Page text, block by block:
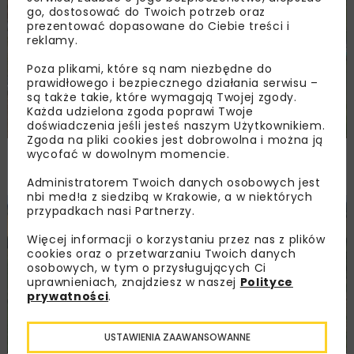
Remont nawierzchni na węzłach A4.
DROGI INWESTYCJE
go, dostosować do Twoich potrzeb oraz
prezentować dopasowane do Ciebie treści i
reklamy.
Poza plikami, które są nam niezbędne do
prawidłowego i bezpiecznego działania serwisu –
są także takie, które wymagają Twojej zgody.
Każda udzielona zgoda poprawi Twoje
doświadczenia jeśli jesteś naszym Użytkownikiem.
Zgoda na pliki cookies jest dobrowolna i można ją
wycofać w dowolnym momencie.
Administratorem Twoich danych osobowych jest
nbi med!a z siedzibą w Krakowie, a w niektórych
przypadkach nasi Partnerzy.
Więcej informacji o korzystaniu przez nas z plików
cookies oraz o przetwarzaniu Twoich danych
osobowych, w tym o przysługujących Ci
uprawnieniach, znajdziesz w naszej Polityce
prywatności.
USTAWIENIA ZAAWANSOWANNE